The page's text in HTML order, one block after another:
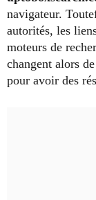
navigateur.
autorités, les
moteurs de
changent alors
pour avoir des